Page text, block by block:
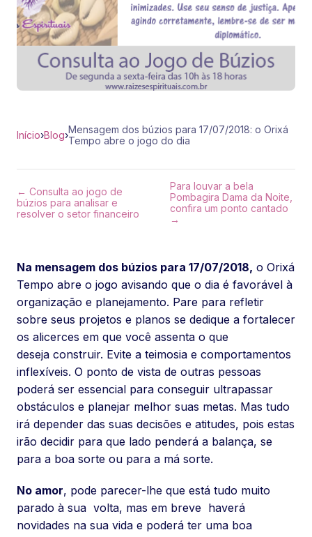
Início›Blog›Mensagem dos búzios para 17/07/2018: o Orixá
Tempo abre o jogo do dia
← Consulta ao jogo de
búzios para analisar e
resolver o setor financeiro
Para louvar a bela
Pombagira Dama da Noite,
confira um ponto cantado
→
Na mensagem dos búzios para 17/07/2018, o Orixá
Tempo abre o jogo avisando que o dia é favorável à
organização e planejamento. Pare para refletir
sobre seus projetos e planos se dedique a fortalecer
os alicerces em que você assenta o que
deseja construir. Evite a teimosia e comportamentos
inflexíveis. O ponto de vista de outras pessoas
poderá ser essencial para conseguir ultrapassar
obstáculos e planejar melhor suas metas. Mas tudo
irá depender das suas decisões e atitudes, pois estas
irão decidir para que lado penderá a balança, se
para a boa sorte ou para a má sorte.
No amor, pode parecer-lhe que está tudo muito
parado à sua volta, mas em breve haverá
novidades na sua vida e poderá ter uma boa